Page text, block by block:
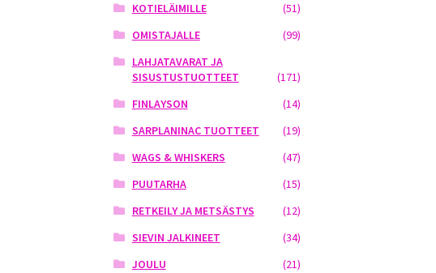
KOTIELÄIMILLE
(51)
OMISTAJALLE
(99)
LAHJATAVARAT JA
SISUSTUSTUOTTEET
(171)
FINLAYSON
(14)
SARPLANINAC TUOTTEET
(19)
WAGS & WHISKERS
(47)
PUUTARHA
(15)
RETKEILY JA METSÄSTYS
(12)
SIEVIN JALKINEET
(34)
JOULU
(21)